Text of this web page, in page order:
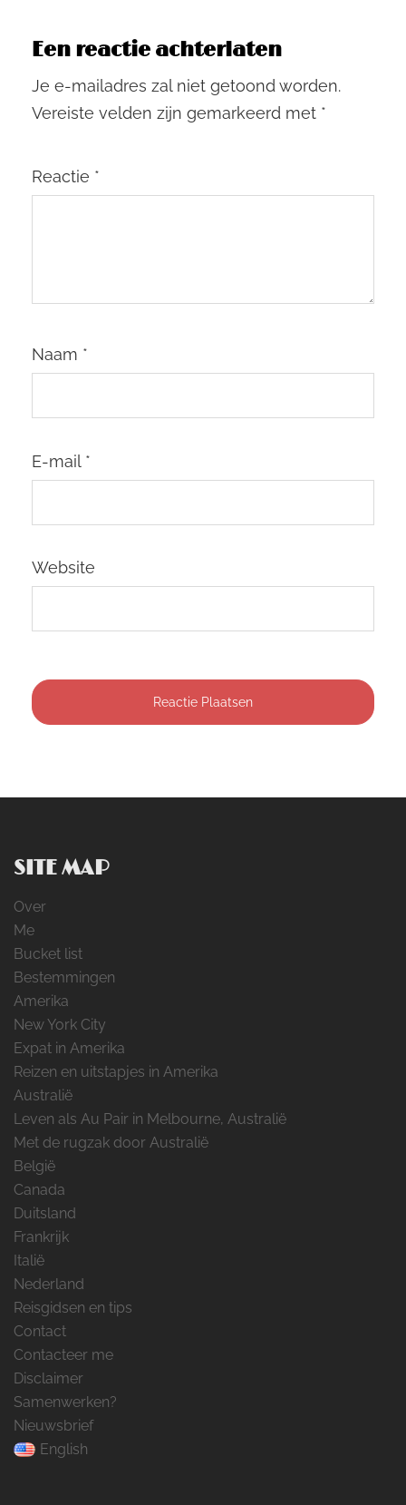
Een reactie achterlaten
Je e-mailadres zal niet getoond worden.
Vereiste velden zijn gemarkeerd met *
Reactie *
Naam *
E-mail *
Website
SITE MAP
Over
Me
Bucket list
Bestemmingen
Amerika
New York City
Expat in Amerika
Reizen en uitstapjes in Amerika
Australië
Leven als Au Pair in Melbourne, Australië
Met de rugzak door Australië
België
Canada
Duitsland
Frankrijk
Italië
Nederland
Reisgidsen en tips
Contact
Contacteer me
Disclaimer
Samenwerken?
Nieuwsbrief
English